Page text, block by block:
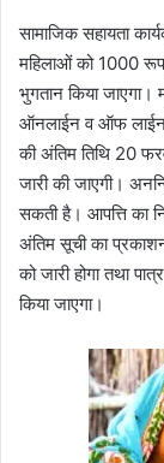
सामाजिक सहायता
महिलाओं को 1000
भुगतान किया
ऑनलाईन व ऑफ लाईन
की अंतिम तिथि 20
जारी की जाएगी।
सकती है। आपत्ति का
अंतिम सूची का
को जारी होगा तथा
किया जाएगा।